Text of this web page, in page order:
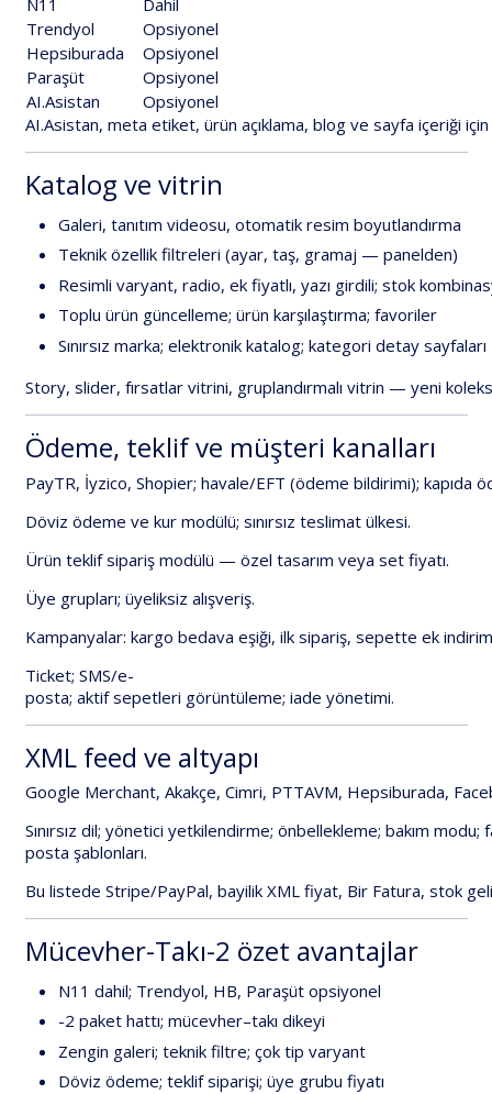
N11
Dahil
Trendyol
Opsiyonel
Hepsiburada
Opsiyonel
Paraşüt
Opsiyonel
AI.Asistan
Opsiyonel
AI.Asistan, meta etiket, ürün açıklama, blog ve sayfa içeriği için
Katalog ve vitrin
Galeri, tanıtım videosu, otomatik resim boyutlandırma
Teknik özellik filtreleri (ayar, taş, gramaj — panelden)
Resimli varyant, radio, ek fiyatlı, yazı girdili; stok
Toplu ürün güncelleme; ürün karşılaştırma; favoriler
Sınırsız marka; elektronik katalog; kategori detay sayfaları
Story, slider, fırsatlar vitrini, gruplandırmalı vitrin — yeni
Ödeme, teklifve müşteri kanalları
PayTR, İyzico, Shopier; havale/EFT (ödeme bildirimi); kapıda
Döviz ödeme ve kur modülü; sınırsız teslimat ülkesi.
Ürün teklif sipariş modülü — özel tasarım veya set fiyatı.
Üye grupları; üyeliksiz alışveriş.
Kampanyalar: kargo bedava eşiği, ilk sipariş, sepette ek
Ticket; SMS/e-
posta; aktif sepetleri görüntüleme; iade yönetimi.
XML feed ve altyapı
Google Merchant, Akakçe, Cimri, PTTAVM, Hepsiburada,
Sınırsız dil; yönetici yetkilendirme; önbellekleme; bakım modu;
posta şablonları.
Bu listede Stripe/PayPal, bayilik XML fiyat, Bir Fatura, stok
Mücevher-Takı-2 özet avantajlar
N11 dahil; Trendyol, HB, Paraşüt opsiyonel
-2 paket hattı; mücevher–takı dikeyi
Zengin galeri; teknik filtre; çok tip varyant
Döviz ödeme; teklif siparişi; üye grubu fiyatı